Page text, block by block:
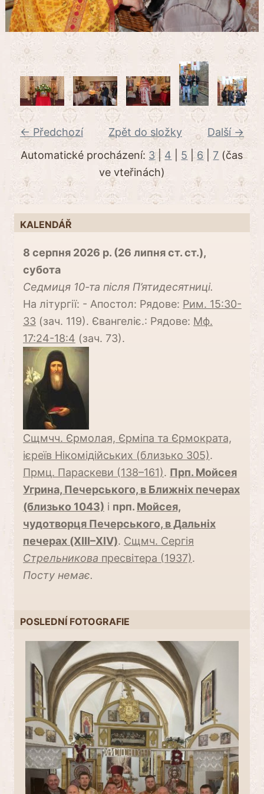
← Předchozí Další →
Zpět do složky
Automatické procházení: 3| 4 5 |6 7 (čas
ve vteřinách)
KALENDÁŘ
8 серпня 2026 р. (26 липня ст. ст.),
субота
Cедмиця 10-та після П’ятидесятниці.
На літургії: - Апостол: Рядове: Рим. 15:30-
33 (зач. 119). Євангеліє.: Рядове: Мф.
17:24-18:4 (зач. 73).
Сщмчч. Єрмолая, Єрміпа та Єрмократа,
ієреїв Нікомідійських (близько 305).
Прмц. Параскеви (138–161). Прп. Мойсея
Угрина, Печерського, в Ближніх печерах
(близько 1043) і прп. Мойсея,
чудотворця Печерського, в Дальніх
печерах (XIII–XIV). Сщмч. Сергія
Стрельникова пресвітера (1937).
Посту немає.
POSLEDNÍ FOTOGRAFIE